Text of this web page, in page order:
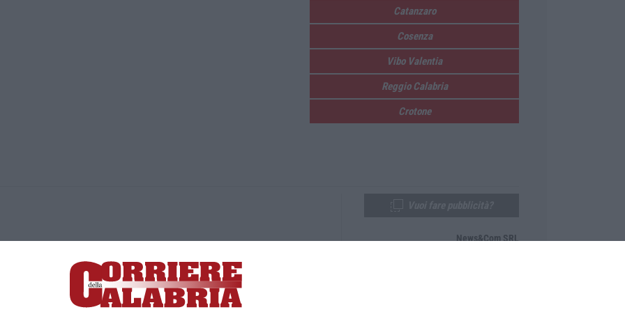
Catanzaro
Cosenza
Vibo Valentia
Reggio Calabria
Crotone
Lamezia Terme (CZ)
responsabile Paola Militano |Privacy
News&Com SRL